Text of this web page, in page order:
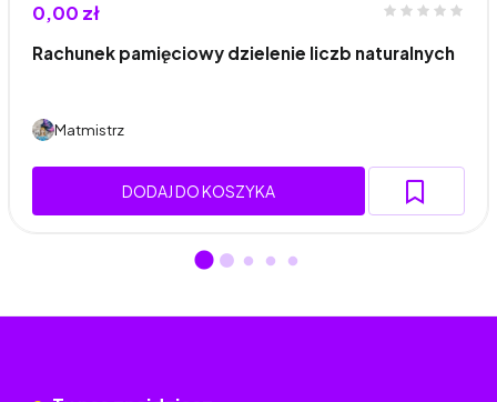
0,00 zł
Rachunek pamięciowy dzielenie liczb naturalnych
Matmistrz
DODAJ DO KOSZYKA